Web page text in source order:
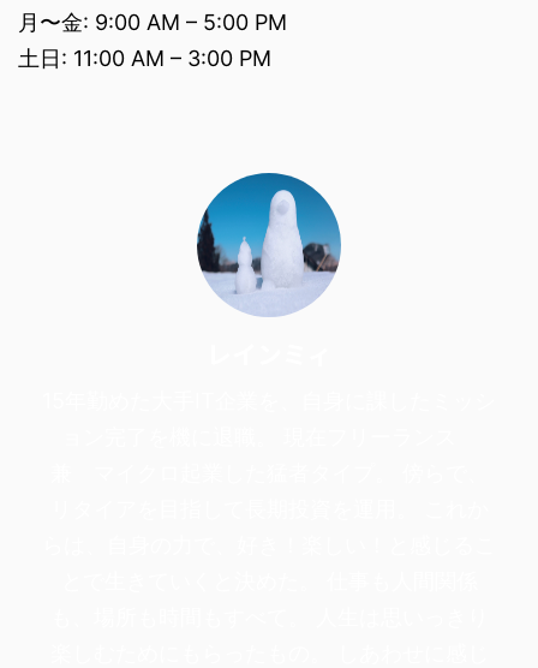
月〜金: 9:00 AM – 5:00 PM
土日: 11:00 AM – 3:00 PM